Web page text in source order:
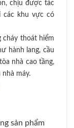
chịu được tác
các khu vực có
cháy thoát hiểm
hành lang, cầu
nhà cao tầng,
máy.
sản phẩm